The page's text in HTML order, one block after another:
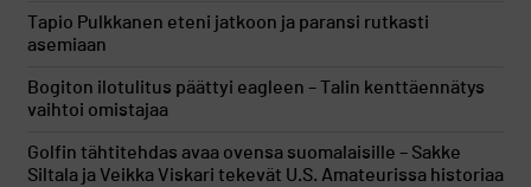
Tapio Pulkkanen eteni jatkoon ja paransi rutkasti
asemiaan
Bogiton ilotulitus päättyi eagleen – Talin kenttäennätys
vaihtoi omistajaa
Golfin tähtitehdas avaa ovensa suomalaisille – Sakke
Siltala ja Veikka Viskari tekevät U.S. Amateurissa historiaa